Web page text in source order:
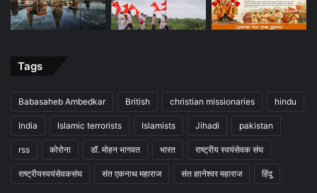
Tags
Babasaheb Ambedkar British christian missionaries hindu
India Islamic terrorists Islamists Jihadi pakistan
rss कोरोना डॉ. मोहन भागवत भारत राष्ट्रीय स्वयंसेवक संघ
राष्ट्रीयस्वयंसेवकसंघ संत एकनाथ महाराज संत ज्ञानेश्वर महाराज हिंदू